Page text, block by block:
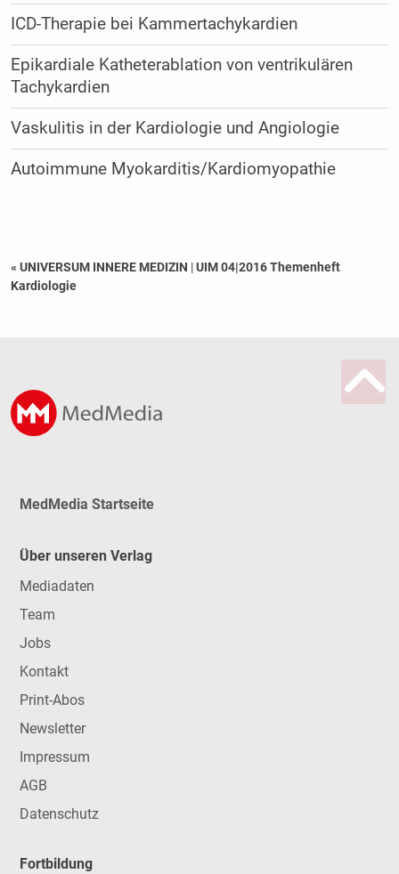
ICD-Therapie bei Kammertachykardien
Epikardiale Katheterablation von ventrikulären
Tachykardien
Vaskulitis in der Kardiologie und Angiologie
Autoimmune Myokarditis/Kardiomyopathie
« UNIVERSUM INNERE MEDIZIN |UIM 04|2016 Themenheft
Kardiologie
MedMedia Startseite
Über unseren Verlag
Mediadaten
Team
Jobs
Kontakt
Print-Abos
Newsletter
Impressum
AGB
Datenschutz
Fortbildung